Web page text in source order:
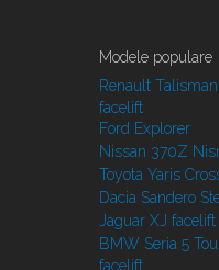
Modele populare
Renault
facelift
Ford Explorer
Nissan 370Z
Toyota Yaris
Dacia Sandero
Jaguar XJ facelift
BMW Seria 5
facelift